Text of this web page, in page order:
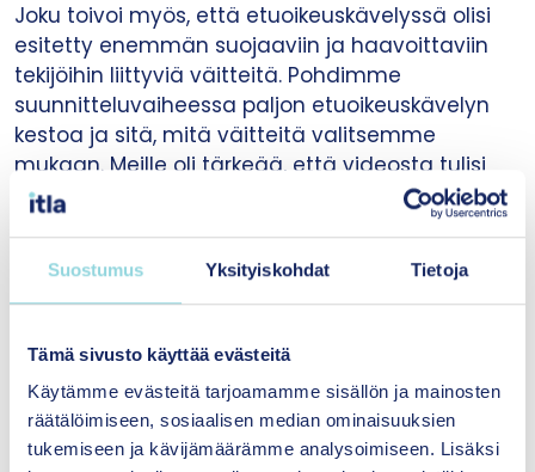
Suostumus Yksityiskohdat Tietoja
Tämä sivusto käyttää evästeitä
Käytämme evästeitä tarjoamamme sisällön ja mainosten
räätälöimiseen, sosiaalisen median ominaisuuksien
tukemiseen ja kävijämäärämme analysoimiseen. Lisäksi
Joku toivoi myös, että etuoikeuskävelyssä olisi
esitetty enemmän suojaaviin ja haavoittaviin
tekijöihin liittyviä väitteitä. Pohdimme
suunnitteluvaiheessa paljon etuoikeuskävelyn
kestoa ja sitä, mitä väitteitä valitsemme
mukaan. Meille oli tärkeää, että videosta tulisi
riittävän napakka ja esitetyt väittämät eivät olisi
sellaisia, jotka osallistujat kokisivat paljastavan
Toisaalta eräs palautteenantaja totesi:
Kehitettävää on jossain muualla.”
Tästäkään syystä emme voi hiljetä
etuoikeuksista tai niiden puutteesta.